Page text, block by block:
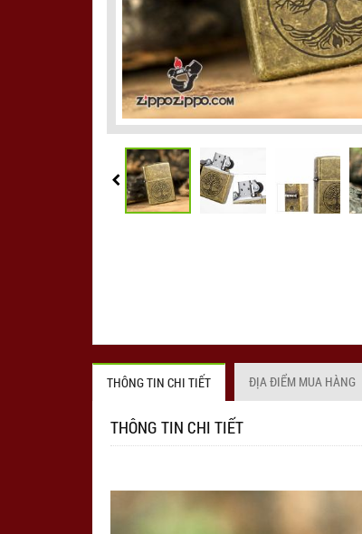
THÔNG TIN CHI TIẾT ĐỊA ĐIỂM MUA HÀNG
THÔNG TIN CHI TIẾT